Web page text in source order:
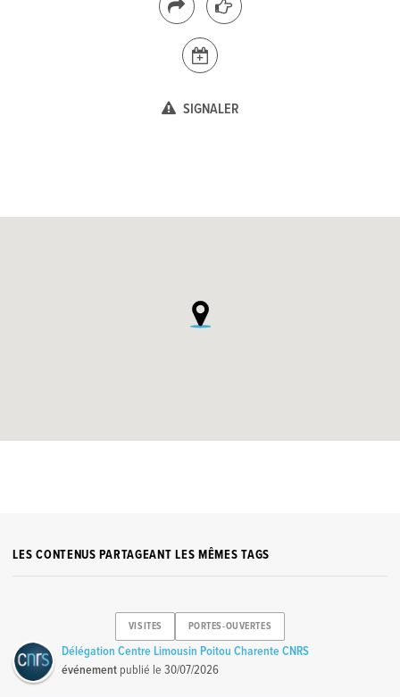
SIGNALER
LES CONTENUS PARTAGEANT LES MÊMES TAGS
VISITES PORTES-OUVERTES
Délégation Centre Limousin Poitou Charente CNRS
événement publié le30/07/2026